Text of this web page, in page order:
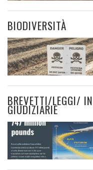
BIODIVERSITÀ
BREVETTI/LEGGI/
GIUDIZIARIE